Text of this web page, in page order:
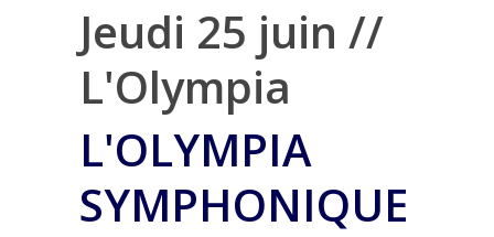
Jeudi 25 juin //
L'Olympia
L'OLYMPIA
SYMPHONIQUE